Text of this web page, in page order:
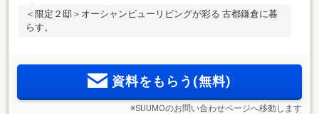
＜限定２邸＞オーシャンビューリビングが彩る 古都鎌倉に暮
らす。
資料をもらう(無料)
※SUUMOのお問い合わせページへ移動します